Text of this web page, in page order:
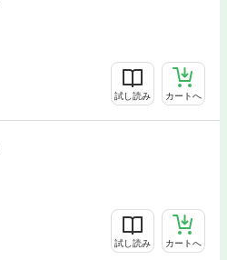
試し読み カートへ
試し読み カートへ